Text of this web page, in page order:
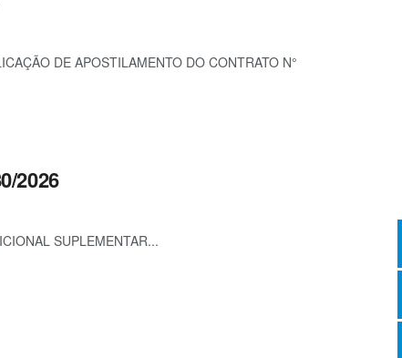
DE APOSTILAMENTO DO CONTRATO N°
2026
SUPLEMENTAR...